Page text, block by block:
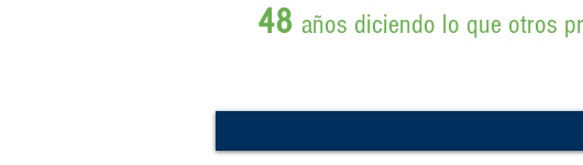
48 años diciendo lo que otros